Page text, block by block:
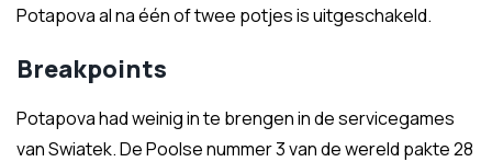
Potapova al na één of twee potjes is uitgeschakeld.
Breakpoints
Potapova had weinig in te brengen in de servicegames
van Swiatek. De Poolse nummer 3 van de wereld pakte 28